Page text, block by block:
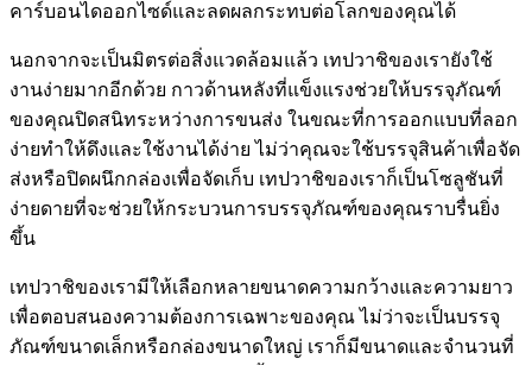
คาร์บอนไดออกไซด์และลดผลกระทบต่อโลกของคุณได้
นอกจากจะเป็นมิตรต่อสิ่งแวดล้อมแล้ว เทปวาชิของเรายังใช้
งานง่ายมากอีกด้วย กาวด้านหลังที่แข็งแรงช่วยให้บรรจุภัณฑ์
ของคุณปิดสนิทระหว่างการขนส่ง ในขณะที่การออกแบบที่ลอก
ง่ายทำให้ดึงและใช้งานได้ง่าย ไม่ว่าคุณจะใช้บรรจุสินค้าเพื่อจัด
ส่งหรือปิดผนึกกล่องเพื่อจัดเก็บ เทปวาชิของเราก็เป็นโซลูชันที่
ง่ายดายที่จะช่วยให้กระบวนการบรรจุภัณฑ์ของคุณราบรื่นยิ่ง
ขึ้น
เทปวาชิของเรามีให้เลือกหลายขนาดความกว้างและความยาว
เพื่อตอบสนองความต้องการเฉพาะของคุณ ไม่ว่าจะเป็นบรรจุ
ภัณฑ์ขนาดเล็กหรือกล่องขนาดใหญ่ เราก็มีขนาดและจำนวนที่